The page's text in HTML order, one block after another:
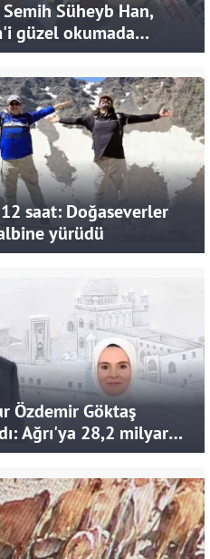
Semih Süheyb Han,
güzel okumada
oldu
saat: Doğaseverler
yürüdü
Özdemir Göktaş
Ağrı'ya 28,2 milyar
destek sağlandı